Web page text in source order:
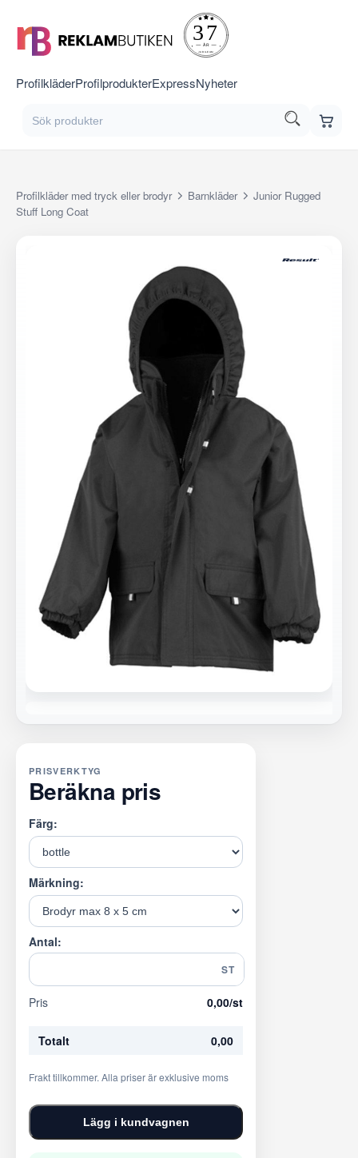
ProfilkläderProfilprodukterExpressNyheter
Profilkläder med tryck eller brodyr Barnkläder
Junior Rugged
Stuff Long Coat
PRISVERKTYG
Beräkna pris
Färg:
Märkning:
Antal:
ST
Pris 0,00/st
Totalt 0,00
Frakt tillkommer. Alla priser är exklusive moms
Lägg i kundvagnen